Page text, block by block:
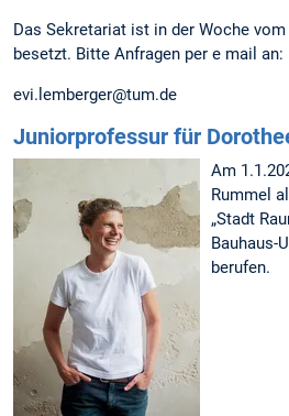
Das Sekretariat ist in der Woche
besetzt. Bitte Anfragen per e mail an:
evi.lemberger@tum.de
Juniorprofessur für
Am
Rummel
„Stadt
Bauhaus-
berufen.